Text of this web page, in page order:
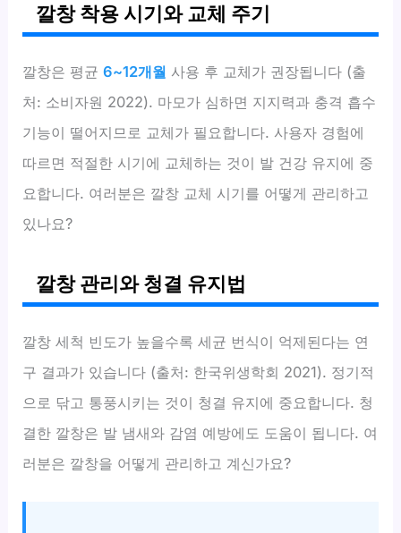
깔창 착용 시기와 교체 주기
깔창은 평균6~12개월 사용 후 교체가 권장됩니다 (출
처: 소비자원 2022). 마모가 심하면 지지력과 충격 흡수
기능이 떨어지므로 교체가 필요합니다. 사용자 경험에
따르면 적절한 시기에 교체하는 것이 발 건강 유지에 중
요합니다. 여러분은 깔창 교체 시기를 어떻게 관리하고
있나요?
깔창 관리와 청결 유지법
깔창 세척 빈도가 높을수록 세균 번식이 억제된다는 연
구 결과가 있습니다 (출처: 한국위생학회 2021). 정기적
으로 닦고 통풍시키는 것이 청결 유지에 중요합니다. 청
결한 깔창은 발 냄새와 감염 예방에도 도움이 됩니다. 여
러분은 깔창을 어떻게 관리하고 계신가요?